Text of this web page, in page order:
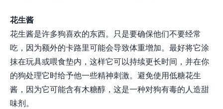
花生酱
花生酱是许多狗喜欢的东西。只是要确保他们不要经常
吃，因为额外的卡路里可能会导致体重增加。最好将它涂
抹在玩具或喂食垫内，这样它可以持续更长时间，并在你
的狗处理它时给予他一些精神刺激。避免使用低糖花生
酱，因为它可能含有木糖醇，这是一种对狗有毒的人造甜
味剂。